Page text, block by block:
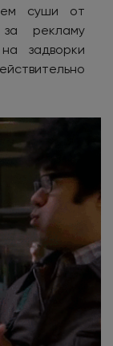
суши от
рекламу
задворки